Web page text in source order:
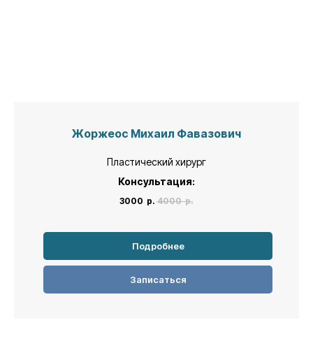
Жоржеос Михаил Фавазович
Пластический хирург
Консультация:
3000 р. 4000 р.
Подробнее
Записаться